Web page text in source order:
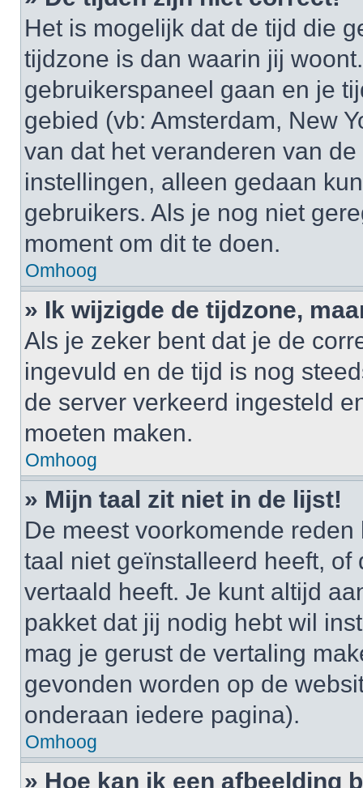
Het is mogelijk dat de tijd die
tijdzone is dan waarin jij
gebruikerspaneel gaan en je
gebied (vb: Amsterdam, New
van dat het veranderen van
instellingen, alleen gedaan
gebruikers. Als je nog niet
moment om dit te doen.
Omhoog
» Ik wijzigde de tijdzone,
Als je zeker bent dat je de
ingevuld en de tijd is nog
de server verkeerd ingesteld
moeten maken.
Omhoog
» Mijn taal zit niet in de lijst!
De meest voorkomende
taal niet geïnstalleerd heeft,
vertaald heeft. Je kunt altijd
pakket dat jij nodig hebt wil
mag je gerust de vertaling
gevonden worden op de
onderaan iedere pagina).
Omhoog
» Hoe kan ik een afbeelding